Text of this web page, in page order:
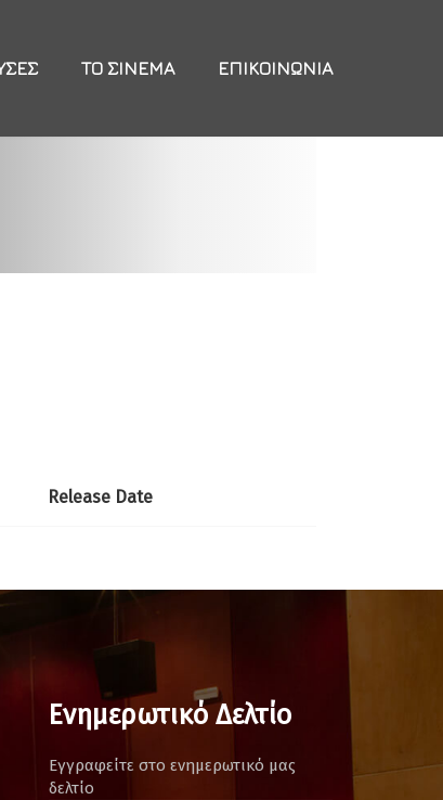
ΤΟ ΣΙΝΕΜΆ ΕΠΙΚΟΙΝΩΝΊΑ
Release Date
Ενημερωτικό Δελτίο
Εγγραφείτε στο ενημερωτικό μας
δελτίο